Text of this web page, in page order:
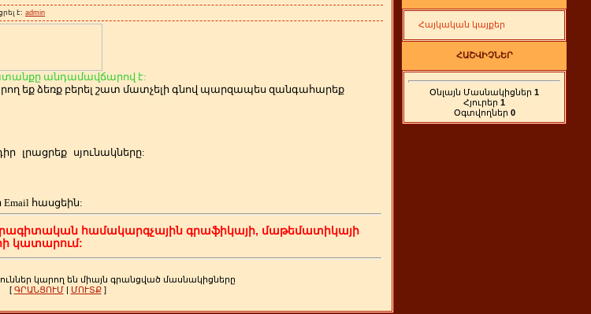
է: admin
անդամավճարով է:
եք ձեռք բերել շատ մատչելի գնով պարզապես զանգահարեք
լրացրեք սյունակները:
Email հասցեին:
համակարգչային գրաֆիկայի, մաթեմատիկայի
կատարում:
կարող են միայն գրանցված մասնակիցները
[ ԳՐԱՆՑՈՒՄ| ՄՈՒՏՔ]
Հայկական կայքեր
ՀԱՇՎԻՉՆԵՐ
Օնլայն Մասնակիցներ 1
Հյուրեր 1
Օգտվողներ 0